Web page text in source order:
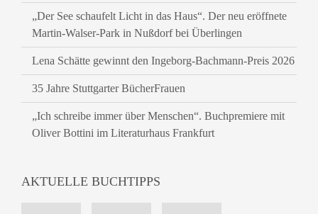
„Der See schaufelt Licht in das Haus“. Der neu eröffnete
Martin-Walser-Park in Nußdorf bei Überlingen
Lena Schätte gewinnt den Ingeborg-Bachmann-Preis 2026
35 Jahre Stuttgarter BücherFrauen
„Ich schreibe immer über Menschen“. Buchpremiere mit
Oliver Bottini im Literaturhaus Frankfurt
AKTUELLE BUCHTIPPS